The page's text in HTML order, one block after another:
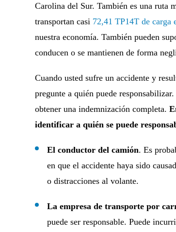
Carolina del Sur. También es una ruta
transportan casi 72,41 TP14T de carga
nuestra economía. También pueden
conducen o se mantienen de forma
Cuando usted sufre un accidente y
pregunte a quién puede
obtener una indemnización completa.
identificar a quién se puede
El conductor del camión. Es
en que el accidente haya sido
o distracciones al volante.
La empresa de transporte por
puede ser responsable. Puede